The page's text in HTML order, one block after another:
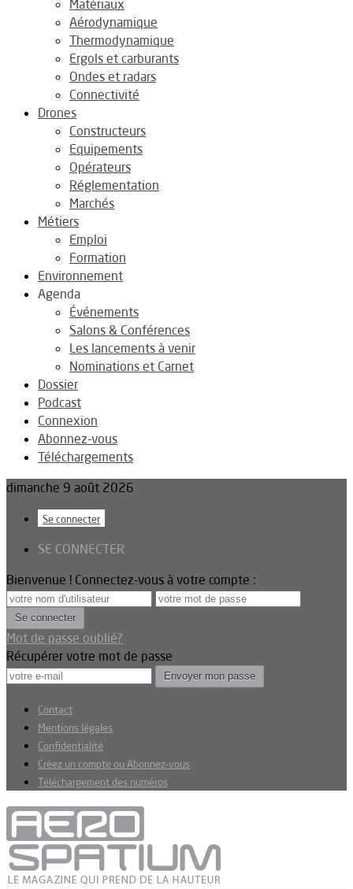
Matériaux
Aérodynamique
Thermodynamique
Ergols et carburants
Ondes et radars
Connectivité
Drones
Constructeurs
Equipements
Opérateurs
Réglementation
Marchés
Métiers
Emploi
Formation
Environnement
Agenda
Événements
Salons & Conférences
Les lancements à venir
Nominations et Carnet
Dossier
Podcast
Connexion
Abonnez-vous
Téléchargements
dimanche 9 août 2026
Se connecter
SE CONNECTER
Bienvenue ! Connectez-vous à votre compte :
Mot de passe oublié?
Récupérer votre mot de passe
Contact
Mentions légales
Confidentialité
Créez un compte ou Abonnez-vous
Téléchargement des numéros